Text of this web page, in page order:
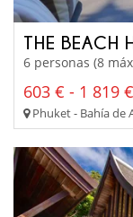
THE BEACH
6 personas (8
603 € - 1 819 €
Phuket - Bahía de